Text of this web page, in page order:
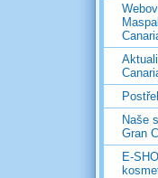
Naše
Gran
E-